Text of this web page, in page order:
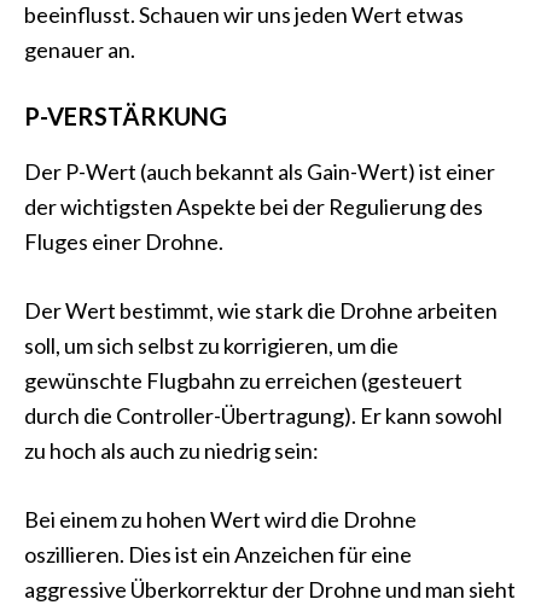
beeinflusst. Schauen wir uns jeden Wert etwas
genauer an.
P-VERSTÄRKUNG
Der P-Wert (auch bekannt als Gain-Wert) ist einer
der wichtigsten Aspekte bei der Regulierung des
Fluges einer Drohne.
Der Wert bestimmt, wie stark die Drohne arbeiten
soll, um sich selbst zu korrigieren, um die
gewünschte Flugbahn zu erreichen (gesteuert
durch die Controller-Übertragung). Er kann sowohl
zu hoch als auch zu niedrig sein:
Bei einem zu hohen Wert wird die Drohne
oszillieren. Dies ist ein Anzeichen für eine
aggressive Überkorrektur der Drohne und man sieht